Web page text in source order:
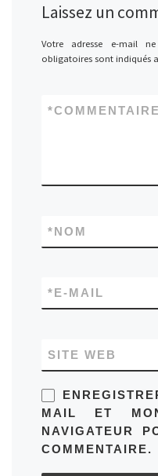
Laissez un
Votre adresse e-mail
obligatoires sont indiqués
COMMENTAIRE
*
NOM
*
E-MAIL
*
SITE WEB
MAIL ET
NAVIGATEUR
COMMENTAIRE.